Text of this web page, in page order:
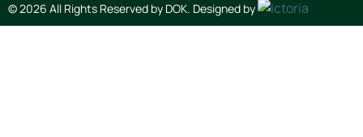
© 2026 All Rights Reserved by DOK. Designed by